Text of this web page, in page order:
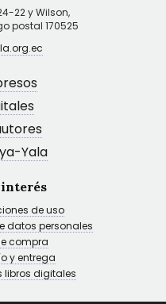
22 y Wilson,
postal 170525
Yala
interés
de uso
datos personales
compra
y entrega
digitales